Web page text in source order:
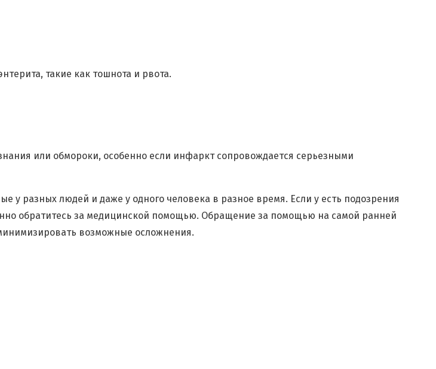
такие как тошнота и рвота.
или обмороки, особенно если инфаркт сопровождается серьезными
разных людей и даже у одного человека в разное время. Если у есть подозрения
обратитесь за медицинской помощью. Обращение за помощью на самой ранней
возможные осложнения.